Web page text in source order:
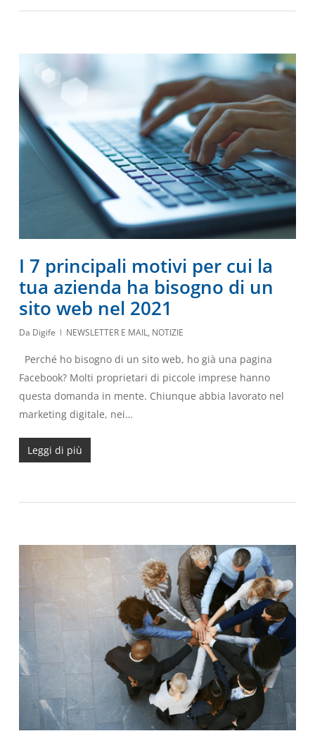
I 7 principali motivi per cui la
tua azienda ha bisogno di un
sito web nel 2021
Da Digife NEWSLETTER E MAIL, NOTIZIE
Perché ho bisogno di un sito web, ho già una pagina
Facebook? Molti proprietari di piccole imprese hanno
questa domanda in mente. Chiunque abbia lavorato nel
marketing digitale, nei…
Leggi di più